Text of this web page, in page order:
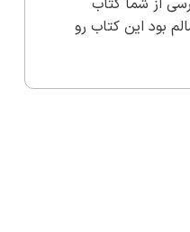
بود این کتاب رو